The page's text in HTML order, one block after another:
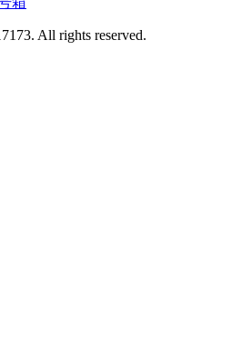
All rights reserved.